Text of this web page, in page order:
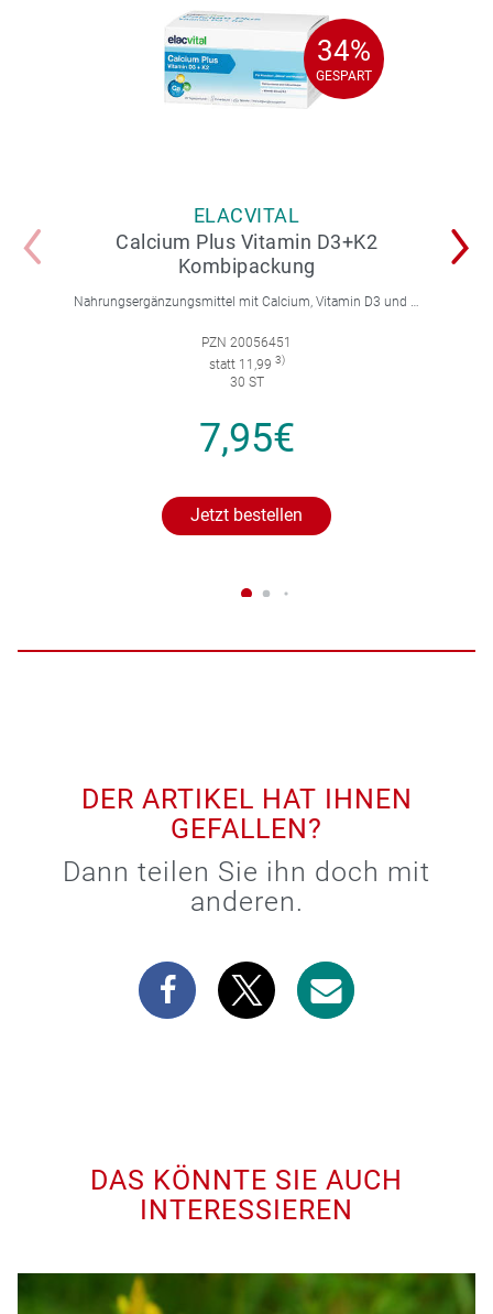
34%
GESPART
34%
GESPART
ELACVITAL
Calcium Plus Vitamin D3+K2
Kombipackung
Nahrungsergänzungsmittel mit Calcium, Vitamin D3 und K2 und mit Süßungsmitteln.
PZN 20056451
statt 11,99 3)
30 ST
7,95€
Jetzt bestellen
DER ARTIKEL HAT IHNEN
GEFALLEN?
Dann teilen Sie ihn doch mit
anderen.
DAS KÖNNTE SIE AUCH
INTERESSIEREN